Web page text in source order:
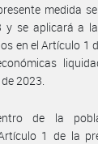
medida
y se aplicará a
en el Artículo 1
2023.
de la
1 de la